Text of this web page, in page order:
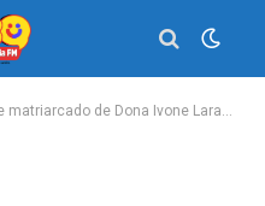
de Dona Ivone Lara no samba é festejado e perpetuado pelo grupo Brejeiras em álbum majestoso